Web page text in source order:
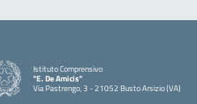
Istituto Comprensivo
"E. De Amicis"
Via Pastrengo, 3 - 21052 Busto Arsizio (VA)